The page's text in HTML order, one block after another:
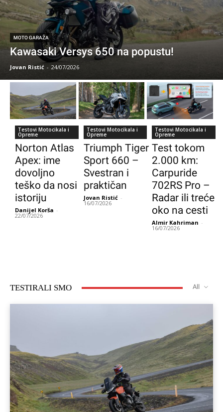
MOTO GARAŽA
Kawasaki Versys 650 na popustu!
Jovan Ristić - 24/07/2026
Testovi Motocikala i
Opreme
Norton Atlas
Apex: ime
dovoljno
teško da nosi
istoriju
Danijel Korša -
22/07/2026
Testovi Motocikala i
Opreme
Triumph Tiger
Sport 660 –
Svestran i
praktičan
Jovan Ristić -
16/07/2026
Testovi Motocikala i
Opreme
Test tokom
2.000 km:
Carpuride
702RS Pro –
Radar ili treće
oko na cesti
Almir Kahriman -
16/07/2026
TESTIRALI SMO All